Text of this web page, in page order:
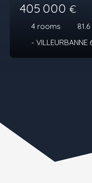
405 000 €
4 rooms 81.6
- VILLEURBANNE